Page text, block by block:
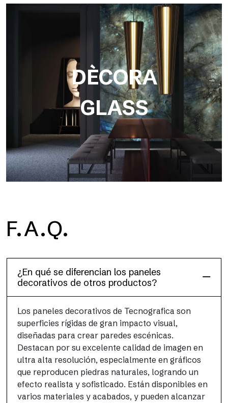
DÈCORA
GLASS
F.A.Q.
¿En qué se diferencian los paneles
decorativos de otros productos?
Los paneles decorativos de Tecnografica son
superficies rígidas de gran impacto visual,
diseñadas para crear paredes escénicas.
Destacan por su excelente calidad de imagen en
ultra alta resolución, especialmente en gráficos
que reproducen piedras naturales, logrando un
efecto realista y sofisticado. Están disponibles en
varios materiales y acabados, y pueden alcanzar